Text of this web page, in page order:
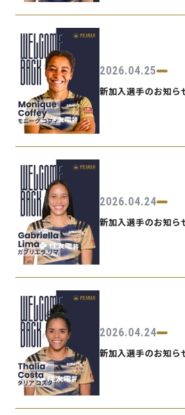
2026.04.25
新加入選手のお知ら
2026.04.24
新加入選手のお知ら
2026.04.24
新加入選手のお知ら